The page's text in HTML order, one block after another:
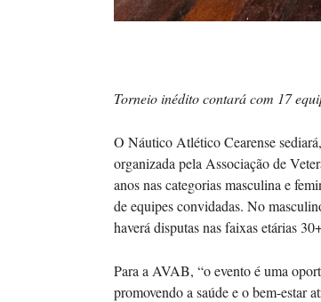
Torneio inédito contará com 17
O Náutico Atlético Cearense
organizada pela Associação de
anos nas categorias masculina e
de equipes convidadas. No
haverá disputas nas faixas etárias
Para a AVAB, “o evento é uma
promovendo a saúde e o bem-estar